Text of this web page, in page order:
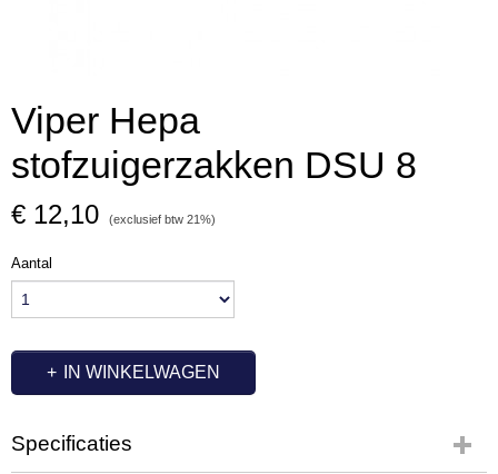
Viper Hepa
stofzuigerzakken DSU 8
€ 12,10 (exclusief btw 21%)
Aantal
IN WINKELWAGEN
Specificaties